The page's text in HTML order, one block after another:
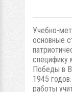
Учебно-
основные
специфику
Победы в
1945
работы